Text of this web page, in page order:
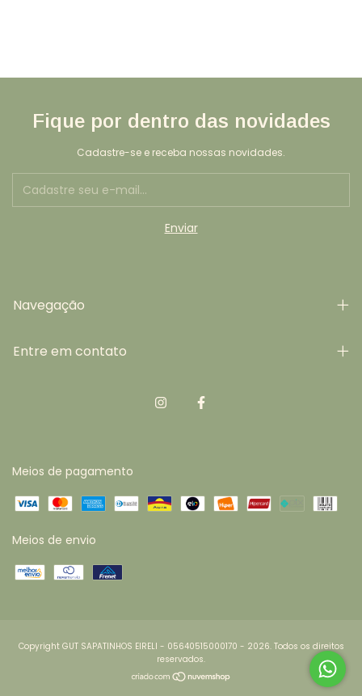
Fique por dentro das novidades
Cadastre-se e receba nossas novidades.
Navegação
Entre em contato
Meios de pagamento
Meios de envio
Copyright GUT SAPATINHOS EIRELI - 05640515000170 - 2026. Todos os direitos
reservados.